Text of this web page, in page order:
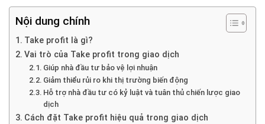
Nội dung chính
Take profit là gì?
Vai trò của Take profit trong giao dịch
Giúp nhà đầu tư bảo vệ lợi nhuận
Giảm thiểu rủi ro khi thị trường biến động
Hỗ trợ nhà đầu tư có kỷ luật và tuân thủ chiến lược giao
dịch
Cách đặt Take profit hiệu quả trong giao dịch